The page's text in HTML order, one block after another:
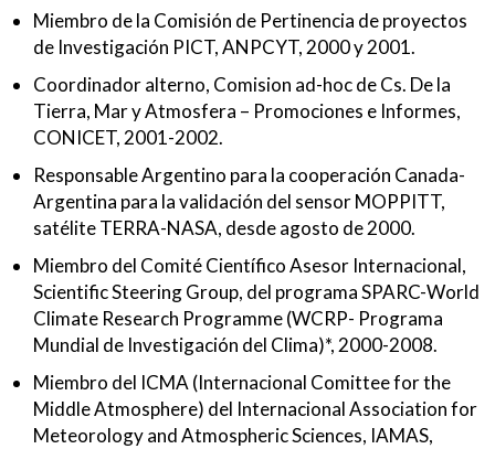
Miembro de la Comisión de Pertinencia de proyectos
de Investigación PICT, ANPCYT, 2000 y 2001.
Coordinador alterno, Comision ad-hoc de Cs. De la
Tierra, Mar y Atmosfera – Promociones e Informes,
CONICET, 2001-2002.
Responsable Argentino para la cooperación Canada-
Argentina para la validación del sensor MOPPITT,
satélite TERRA-NASA, desde agosto de 2000.
Miembro del Comité Científico Asesor Internacional,
Scientific Steering Group, del programa SPARC-World
Climate Research Programme (WCRP- Programa
Mundial de Investigación del Clima)*, 2000-2008.
Miembro del ICMA (Internacional Comittee for the
Middle Atmosphere) del Internacional Association for
Meteorology and Atmospheric Sciences, IAMAS,